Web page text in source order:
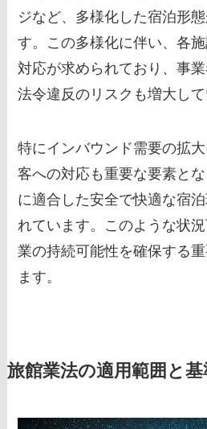
ジなど、多様化した宿泊形
す。この多様化に伴い、各
対応が求められており、事
法令違反のリスクも増大して
特にインバウンド需要の拡
客への対応も重要な要素と
に適合した安全で快適な宿
れています。このような状
業の持続可能性を確保する
ます。
旅館業法の適用範囲と基